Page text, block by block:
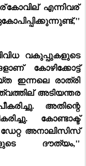
കോവില് എന്നിവര്
വകുപ്പുകളുടെ
കോഴിക്കോട്ട്
ഇന്നലെ രാത്രി
അടിയന്തര
അതിന്റെ
കോണ്ടാക്ട്
അനാലിസിസ്